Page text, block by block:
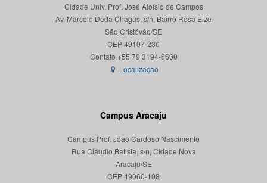
Cidade Univ. Prof. José Aloísio de Campos
Av. Marcelo Deda Chagas, s/n, Bairro Rosa Elze
São Cristóvão/SE
CEP 49107-230
Localização
Campus Aracaju
Campus Prof. João Cardoso Nascimento
Rua Cláudio Batista, s/n, Cidade Nova
Aracaju/SE
CEP 49060-108